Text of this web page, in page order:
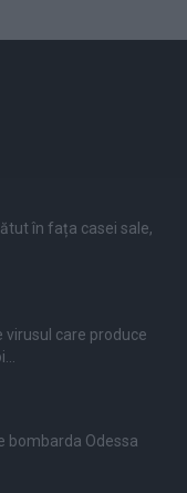
în fața casei sale,
virusul care produce
bombarda Odessa